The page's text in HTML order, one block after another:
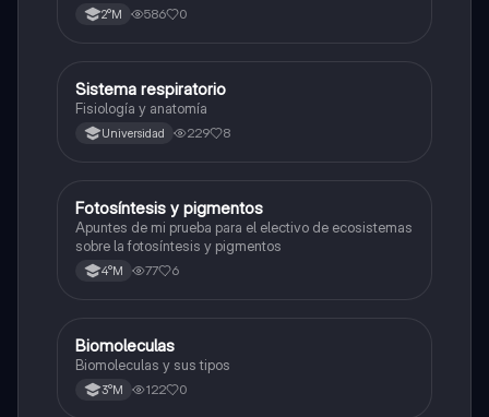
2°M 586 0
Biología
Sistema respiratorio
Fisiología y anatomía
Universidad 229 8
Biología
Fotosíntesis y pigmentos
Apuntes de mi prueba para el electivo de ecosistemas
sobre la fotosíntesis y pigmentos
4°M 77 6
Biología
Biomoleculas
Biomoleculas y sus tipos
3°M 122 0